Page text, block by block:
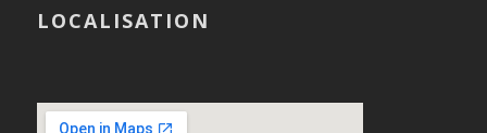
LOCALISATION